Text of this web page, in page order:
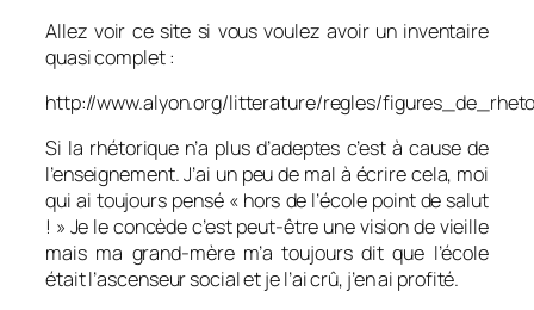
Allez voir ce site si vous voulez avoir un inventaire
quasi complet :
http://www.alyon.org/litterature/regles/
Si la rhétorique n’a plus d’adeptes c’est à cause de
l’enseignement. J’ai un peu de mal à écrire cela, moi
qui ai toujours pensé « hors de l’école point de salut
! » Je le concède c’est peut-être une vision de vieille
mais ma grand-mère m’a toujours dit que l’école
était l’ascenseur social et je l’ai crû, j’en ai profité.